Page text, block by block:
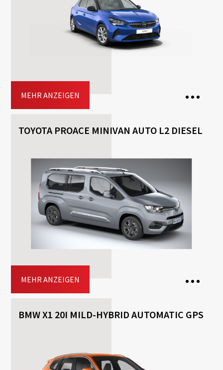
Transmission: Automatisch
Fuel: Benzin
Driving licence: Β
MEHR ANZEIGEN
2 Bags
5 Doors
Transmission: Automatisch
Fuel: Benzin
Driving licence: Β
TOYOTA PROACE MINIVAN AUTO L2 DIESEL
MEHR ANZEIGEN
5 Doors
BMW X1 20I MILD-HYBRID AUTOMATIC GPS